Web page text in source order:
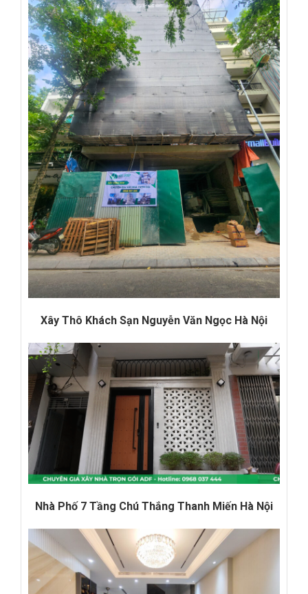
Xây Thô Khách Sạn Nguyễn Văn Ngọc Hà Nội
Nhà Phố 7 Tầng Chú Thắng Thanh Miến Hà Nội